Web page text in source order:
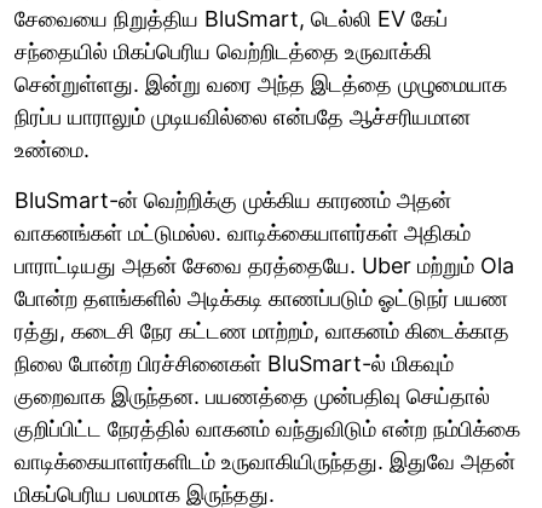
சேவையை நிறுத்திய BluSmart, டெல்லி EV கேப்
சந்தையில் மிகப்பெரிய வெற்றிடத்தை உருவாக்கி
சென்றுள்ளது. இன்று வரை அந்த இடத்தை முழுமையாக
நிரப்ப யாராலும் முடியவில்லை என்பதே ஆச்சரியமான
உண்மை.
BluSmart-ன் வெற்றிக்கு முக்கிய காரணம் அதன்
வாகனங்கள் மட்டுமல்ல. வாடிக்கையாளர்கள் அதிகம்
பாராட்டியது அதன் சேவை தரத்தையே. Uber மற்றும் Ola
போன்ற தளங்களில் அடிக்கடி காணப்படும் ஓட்டுநர் பயண
ரத்து, கடைசி நேர கட்டண மாற்றம், வாகனம் கிடைக்காத
நிலை போன்ற பிரச்சினைகள் BluSmart-ல் மிகவும்
குறைவாக இருந்தன. பயணத்தை முன்பதிவு செய்தால்
குறிப்பிட்ட நேரத்தில் வாகனம் வந்துவிடும் என்ற நம்பிக்கை
வாடிக்கையாளர்களிடம் உருவாகியிருந்தது. இதுவே அதன்
மிகப்பெரிய பலமாக இருந்தது.